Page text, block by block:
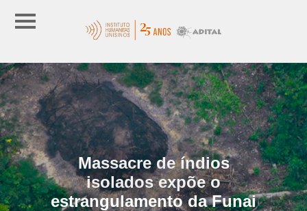
Massacre de índios
isolados expõe o
estrangulamento da Funai